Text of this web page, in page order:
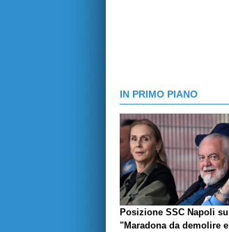
IN PRIMO PIANO
Posizione SSC Napoli
"Maradona da demolire